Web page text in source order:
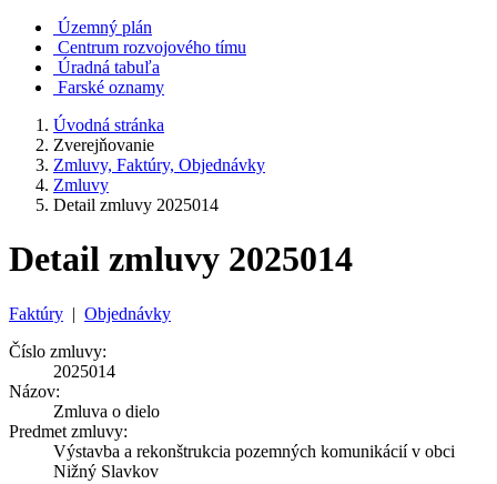
Územný plán
Centrum rozvojového tímu
Úradná tabuľa
Farské oznamy
Úvodná stránka
Zverejňovanie
Zmluvy, Faktúry, Objednávky
Zmluvy
Detail zmluvy 2025014
Detail zmluvy 2025014
Faktúry | Objednávky
Číslo zmluvy:
2025014
Názov:
Zmluva o dielo
Predmet zmluvy:
Výstavba a rekonštrukcia pozemných komunikácií v obci
Nižný Slavkov